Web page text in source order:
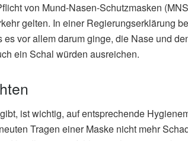
von Mund-Nasen-Schutzmasken
gelten. In einer Regierungserklärung
vor allem darum ginge, die Nase und
ein Schal würden ausreichen.
ist wichtig, auf entsprechende
Tragen einer Maske nicht mehr